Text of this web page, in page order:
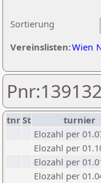
Sortierung
Vereinslisten:Wien
tnrSt turnier
Elozahl per
Elozahl per
Elozahl per
Elozahl per